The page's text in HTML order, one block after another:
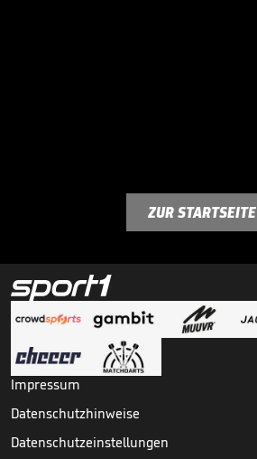
ZUR STARTSEITE
Impressum
Datenschutzhinweise
Datenschutzeinstellungen